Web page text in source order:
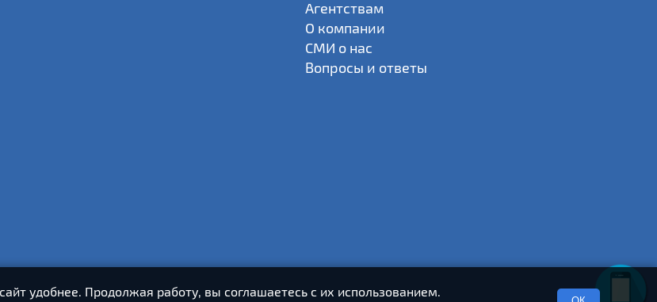
Агентствам
О компании
СМИ о нас
Вопросы и ответы
удобнее. Продолжая работу, вы соглашаетесь с их использованием.